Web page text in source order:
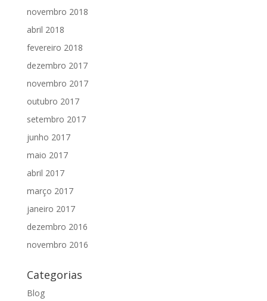
novembro 2018
abril 2018
fevereiro 2018
dezembro 2017
novembro 2017
outubro 2017
setembro 2017
junho 2017
maio 2017
abril 2017
março 2017
janeiro 2017
dezembro 2016
novembro 2016
Categorias
Blog